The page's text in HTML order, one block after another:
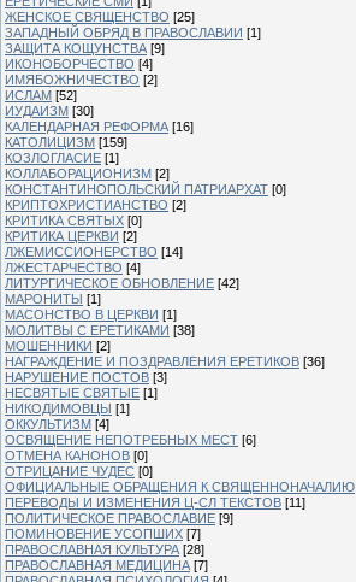
ЖЕНСКОЕ СВЯЩЕНСТВО [25]
ЗАПАДНЫЙ ОБРЯД В ПРАВОСЛАВИИ [1]
ЗАЩИТА КОЩУНСТВА [9]
ИКОНОБОРЧЕСТВО [4]
ИМЯБОЖНИЧЕСТВО [2]
ИСЛАМ [52]
ИУДАИЗМ [30]
КАЛЕНДАРНАЯ РЕФОРМА [16]
КАТОЛИЦИЗМ [159]
КОЗЛОГЛАСИЕ [1]
КОЛЛАБОРАЦИОНИЗМ [2]
КОНСТАНТИНОПОЛЬСКИЙ ПАТРИАРХАТ [0]
КРИПТОХРИСТИАНСТВО [2]
КРИТИКА СВЯТЫХ [0]
КРИТИКА ЦЕРКВИ [2]
ЛЖЕМИССИОНЕРСТВО [14]
ЛЖЕСТАРЧЕСТВО [4]
ЛИТУРГИЧЕСКОЕ ОБНОВЛЕНИЕ [42]
МАРОНИТЫ [1]
МАСОНСТВО В ЦЕРКВИ [1]
МОЛИТВЫ С ЕРЕТИКАМИ [38]
МОШЕННИКИ [2]
НАГРАЖДЕНИЕ И ПОЗДРАВЛЕНИЯ ЕРЕТИКОВ [36]
НАРУШЕНИЕ ПОСТОВ [3]
НЕСВЯТЫЕ СВЯТЫЕ [1]
НИКОДИМОВЦЫ [1]
ОККУЛЬТИЗМ [4]
ОСВЯЩЕНИЕ НЕПОТРЕБНЫХ МЕСТ [6]
ОТМЕНА КАНОНОВ [0]
ОТРИЦАНИЕ ЧУДЕС [0]
ОФИЦИАЛЬНЫЕ ОБРАЩЕНИЯ К СВЯЩЕННОНАЧАЛИЮ
ПЕРЕВОДЫ И ИЗМЕНЕНИЯ Ц-СЛ ТЕКСТОВ [11]
ПОЛИТИЧЕСКОЕ ПРАВОСЛАВИЕ [9]
ПОМИНОВЕНИЕ УСОПШИХ [7]
ПРАВОСЛАВНАЯ КУЛЬТУРА [28]
ПРАВОСЛАВНАЯ МЕДИЦИНА [7]